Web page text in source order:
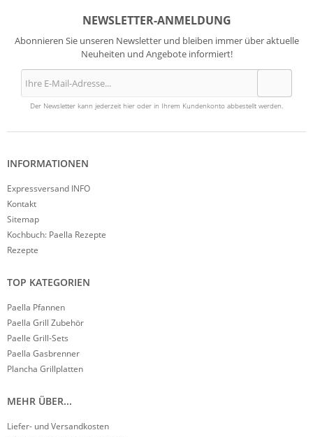
NEWSLETTER-ANMELDUNG
Abonnieren Sie unseren Newsletter und bleiben immer über aktuelle
Neuheiten und Angebote informiert!
Der Newsletter kann jederzeit hier oder in Ihrem Kundenkonto abbestellt werden.
INFORMATIONEN
Expressversand INFO
Kontakt
Sitemap
Kochbuch: Paella Rezepte
Rezepte
TOP KATEGORIEN
Paella Pfannen
Paella Grill Zubehör
Paelle Grill-Sets
Paella Gasbrenner
Plancha Grillplatten
MEHR ÜBER...
Liefer- und Versandkosten